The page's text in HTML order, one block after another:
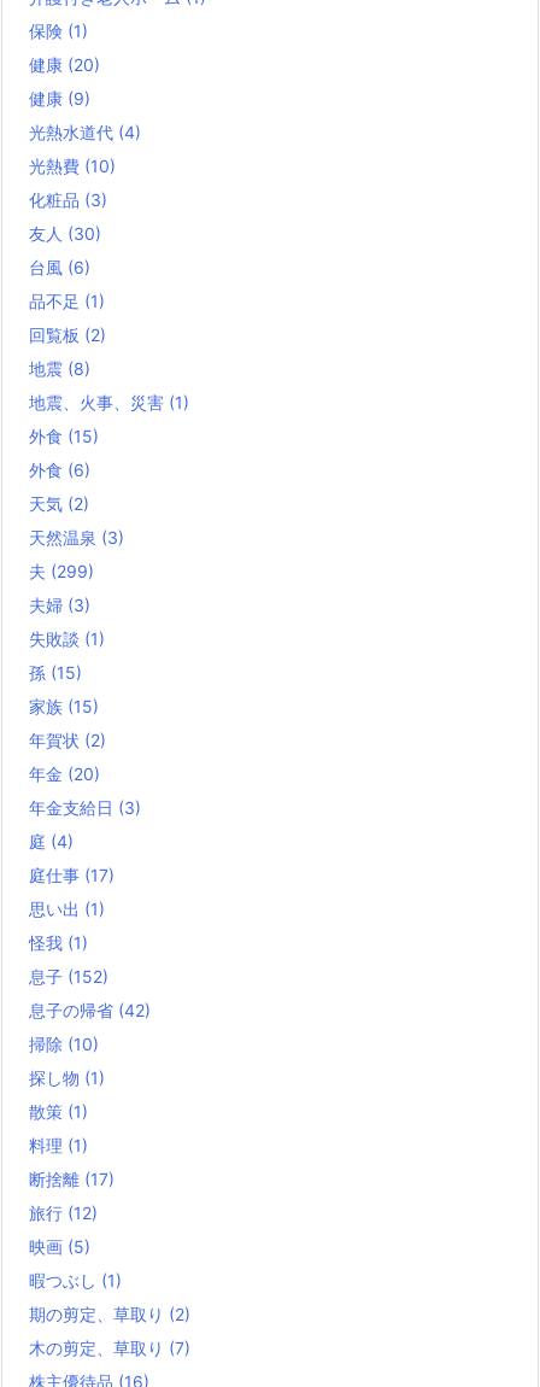
保険 (1)
健康 (20)
健康 (9)
光熱水道代 (4)
光熱費 (10)
化粧品 (3)
友人 (30)
台風 (6)
品不足 (1)
回覧板 (2)
地震 (8)
地震、火事、災害 (1)
外食 (15)
外食 (6)
天気 (2)
天然温泉 (3)
夫 (299)
夫婦 (3)
失敗談 (1)
孫 (15)
家族 (15)
年賀状 (2)
年金 (20)
年金支給日 (3)
庭 (4)
庭仕事 (17)
思い出 (1)
怪我 (1)
息子 (152)
息子の帰省 (42)
掃除 (10)
探し物 (1)
散策 (1)
料理 (1)
断捨離 (17)
旅行 (12)
映画 (5)
暇つぶし (1)
期の剪定、草取り (2)
木の剪定、草取り (7)
株主優待品 (16)